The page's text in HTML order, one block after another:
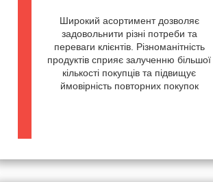
Широкий асортимент дозволяє
задовольнити різні потреби та
переваги клієнтів. Різноманітність
продуктів сприяє залученню більшої
кількості покупців та підвищує
ймовірність повторних покупок